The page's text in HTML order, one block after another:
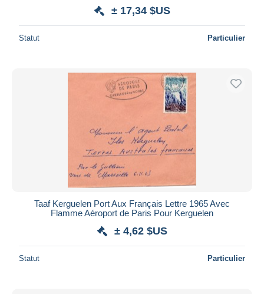
± 17,34 $US
Statut Particulier
Taaf Kerguelen Port Aux Français Lettre 1965 Avec
Flamme Aéroport de Paris Pour Kerguelen
± 4,62 $US
Statut Particulier